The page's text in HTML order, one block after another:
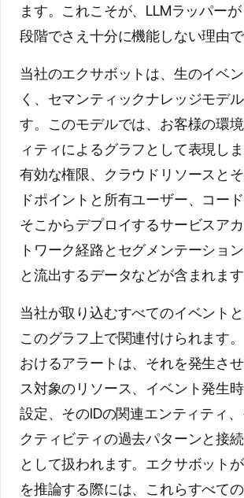
ます。これこそが、LLMラッパー
段階でさえ十分に機能しない理由で
当社のエクサボットは、生のイベ
く、セマンティックナレッジモデ
す。このモデルでは、お客様の環
ィティによるグラフとして表現し
有効な権限、クラウドリソースと
ドポイントと所有ユーザー、コー
そこからデプロイするサービスア
トワーク経路とセグメンテーショ
と流出するデータなどが含まれます
当社が取り込むすべてのイベントと
このグラフ上で関連付けられます
おけるアラートは、それを発生さ
ス対象のリソース、イベント発生
設定、そのIDの関連エンティティ
クティビティの過去パターンと接
として扱われます。エクサボット
を推論する際には、これらすべて